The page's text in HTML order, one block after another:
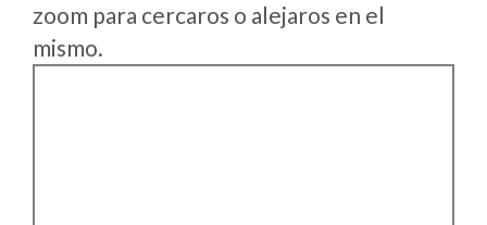
zoom para cercaros o alejaros en el
mismo.